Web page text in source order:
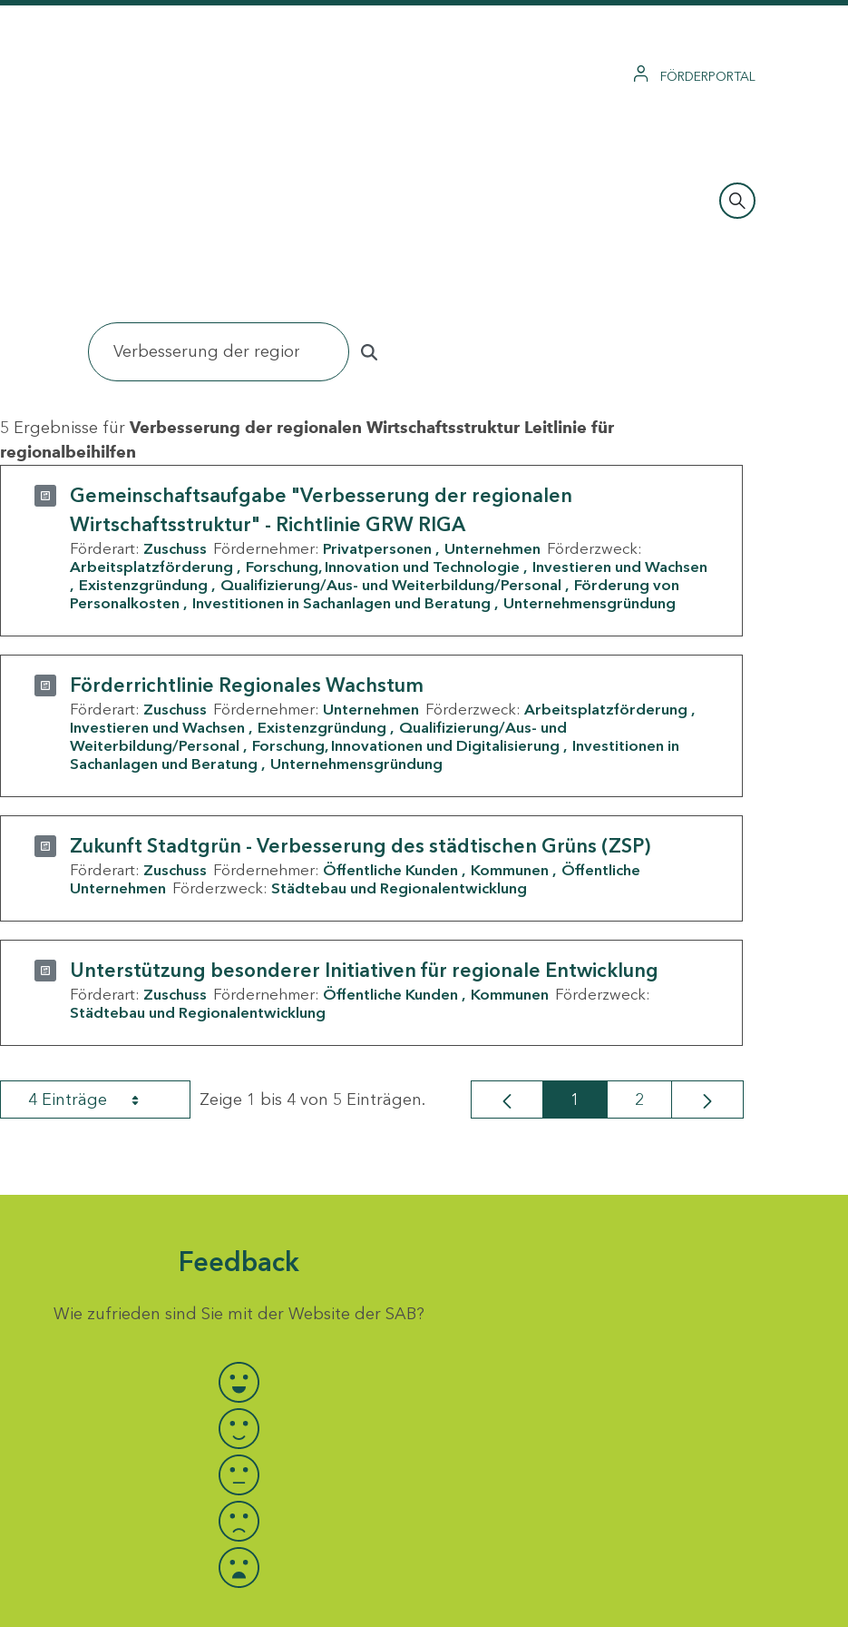
FÖRDERPORTAL
5 Ergebnisse für Verbesserung der regionalen Wirtschaftsstruktur Leitlinie für
regionalbeihilfen
Gemeinschaftsaufgabe "Verbesserung der regionalen
Wirtschaftsstruktur" - Richtlinie GRW RIGA
Förderart: Zuschuss Fördernehmer: Privatpersonen Unternehmen Förderzweck:
Arbeitsplatzförderung
Forschung, Innovation und Technologie
Investieren und Wachsen
Existenzgründung
Qualifizierung/Aus- und Weiterbildung/Personal
Förderung von
Personalkosten
Investitionen in Sachanlagen und Beratung Unternehmensgründung
Förderrichtlinie Regionales Wachstum
Förderart: Zuschuss Fördernehmer: Unternehmen Förderzweck: Arbeitsplatzförderung
Investieren und Wachsen
Existenzgründung
Qualifizierung/Aus- und
Weiterbildung/Personal
Forschung, Innovationen und Digitalisierung
Investitionen in
Sachanlagen und Beratung
Unternehmensgründung
Zukunft Stadtgrün - Verbesserung des städtischen Grüns (ZSP)
Förderart: Zuschuss Fördernehmer: Öffentliche Kunden Kommunen
Öffentliche
Unternehmen Förderzweck: Städtebau und Regionalentwicklung
Unterstützung besonderer Initiativen für regionale Entwicklung
Förderart: Zuschuss Fördernehmer: Öffentliche Kunden Kommunen Förderzweck:
Städtebau und Regionalentwicklung
4 Einträge Zeige 1 bis 4 von 5 Einträgen. Seite
1 Seite
2
Feedback
Wie zufrieden sind Sie mit der Website der SAB?
Bewertung auswählen